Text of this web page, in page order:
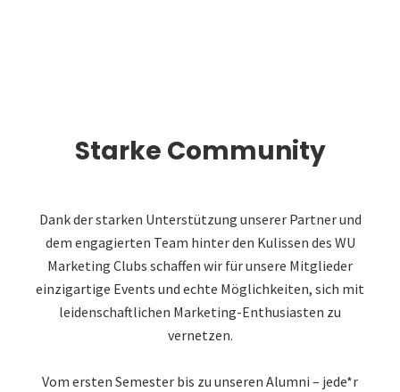
Starke Community
Dank der starken Unterstützung unserer Partner und
dem engagierten Team hinter den Kulissen des WU
Marketing Clubs schaffen wir für unsere Mitglieder
einzigartige Events und echte Möglichkeiten, sich mit
leidenschaftlichen Marketing-Enthusiasten zu
vernetzen.
Vom ersten Semester bis zu unseren Alumni – jede*r